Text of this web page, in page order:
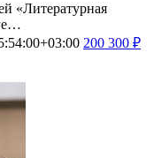
«Литературная
200 300 ₽